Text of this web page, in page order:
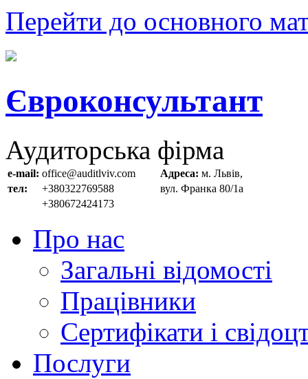
Перейти до основного
Євроконсультант
Аудиторська фірма
e-mail: office@auditlviv.com Адреса: м. Львів,
тел:
+380322769588
вул. Франка 80/1а
+380672424173
Про нас
Загальні відомості
Працівники
Сертифікати і
Послуги